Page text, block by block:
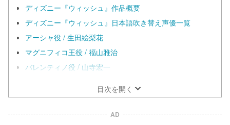
ディズニー『ウィッシュ』作品概要
ディズニー『ウィッシュ』日本語吹き替え声優一覧
アーシャ役 / 生田絵梨花
マグニフィコ王役 / 福山雅治
バレンティノ役 / 山寺宏一
目次を開く
AD